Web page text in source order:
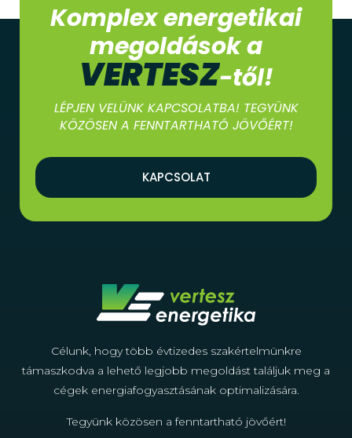
Komplex energetikai
megoldások a
VERTESZ-től!
LÉPJEN VELÜNK KAPCSOLATBA! TEGYÜNK
KÖZÖSEN A FENNTARTHATÓ JÖVŐÉRT!
KAPCSOLAT
Célunk, hogy több évtizedes szakértelmünkre
támaszkodva a lehető legjobb megoldást találjuk meg a
cégek energiafogyasztásának optimalizására.
Tegyünk közösen a fenntartható jövőért!